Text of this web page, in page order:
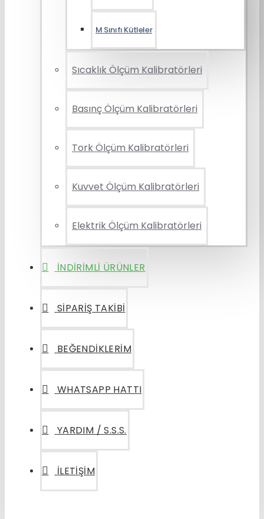
M Sınıfı Kütleler
Sıcaklık Ölçüm Kalibratörleri
Basınç Ölçüm Kalibratörleri
Tork Ölçüm Kalibratörleri
Kuvvet Ölçüm Kalibratörleri
Elektrik Ölçüm Kalibratörleri
İNDIRIMLI ÜRÜNLER
SIPARIŞ TAKIBI
BEĞENDIKLERIM
WHATSAPP HATTI
YARDIM / S.S.S.
İLETIŞIM